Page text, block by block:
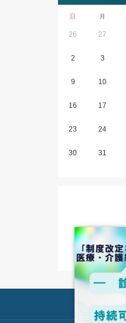
日 月
26 27
2 3
9 10
16 17
23 24
30 31